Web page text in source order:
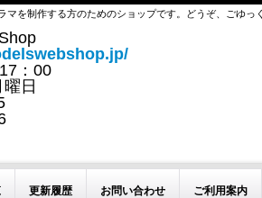
マを制作する方のためのショップです。どうぞ、ごゆっ
：00
日
更新履歴 お問い合わせ ご利用案内